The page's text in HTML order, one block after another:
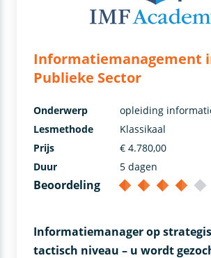
Informatiemanagement
Publieke Sector
Informatiemanager op
tactisch niveau – u wordt
Onderwerp
opleiding
Lesmethode
Klassikaal
Prijs
€ 4.780,00
Duur
5 dagen
Beoordeling